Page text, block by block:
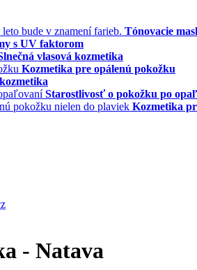
Tónovacie
s UV faktorom
vlasová kozmetika
Kozmetika pre opálenú pokožku
Starostlivosť o pokožku po
Kozmetika
- Natava